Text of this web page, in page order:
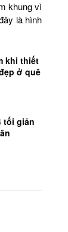
khung vì
là hình
khi thiết
ở quê
tối giản